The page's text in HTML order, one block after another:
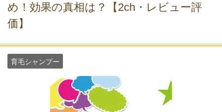
め！効果の真相は？【2ch・レビュー評
価】
育毛シャンプー